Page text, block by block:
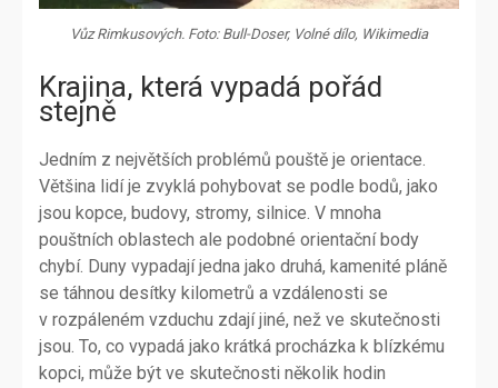
Vůz Rimkusových. Foto: Bull-Doser, Volné dílo, Wikimedia
Krajina, která vypadá pořád
stejně
Jedním z největších problémů pouště je orientace.
Většina lidí je zvyklá pohybovat se podle bodů, jako
jsou kopce, budovy, stromy, silnice. V mnoha
pouštních oblastech ale podobné orientační body
chybí. Duny vypadají jedna jako druhá, kamenité pláně
se táhnou desítky kilometrů a vzdálenosti se
v rozpáleném vzduchu zdají jiné, než ve skutečnosti
jsou. To, co vypadá jako krátká procházka k blízkému
kopci, může být ve skutečnosti několik hodin